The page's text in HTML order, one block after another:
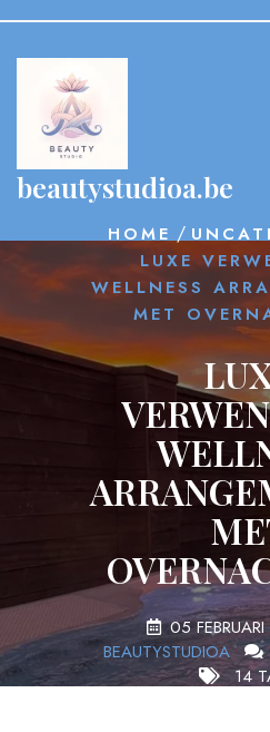
content
beautystudioa.be
HOME /
LUXE
WELLNESS
MET
05
BEAUTYSTUDIOA
14